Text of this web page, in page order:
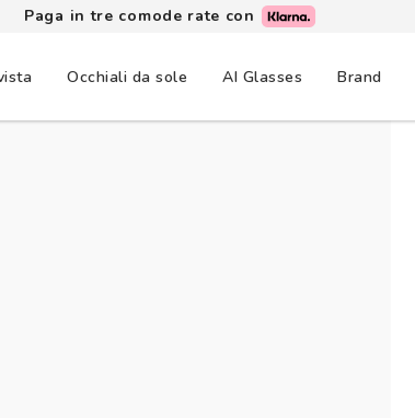
Paga in tre comode rate con
Occhiali da sole AI Glasses Brand